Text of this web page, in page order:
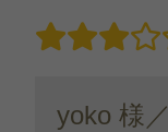
yoko 様／